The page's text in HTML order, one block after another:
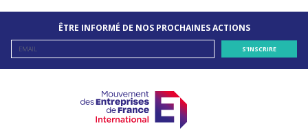
ÊTRE INFORMÉ DE NOS PROCHAINES ACTIONS